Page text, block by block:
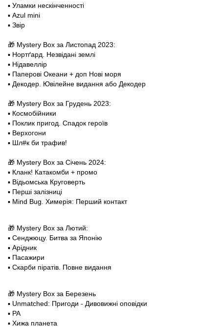
▪️ Уламки нескінченності
▪️ Azul mini
▪️ Звір
🎁 Mystery Box за Листопад 2023:
▪️ Нортґард. Незвідані землі
▪️ Нідавеллір
▪️ Паперові Океани + доп Нові моря
▪️ Декодер. Ювілейне видання або Декодер
🎁 Mystery Box за Грудень 2023:
▪️ Космобійники
▪️ Поклик пригод. Спадок героїв
▪️ Верхогони
▪️ Шл#к би трафив!
🎁 Mystery Box за Січень 2024:
▪️ Кланк! Катакомби + промо
▪️ Відьомська Круговерть
▪️ Перші залізниці
▪️ Mind Bug. Химерія: Перший контакт
🎁 Mystery Box за Лютий:
▪️ Сенджюцу. Битва за Японію
▪️ Арідник
▪️ Пасажири
▪️ Скарби піратів. Повне видання
🎁 Mystery Box за Березень
▪️ Unmatched: Пригоди - Дивовижні оповідки
▪️ РА
▪️ Хижа планета